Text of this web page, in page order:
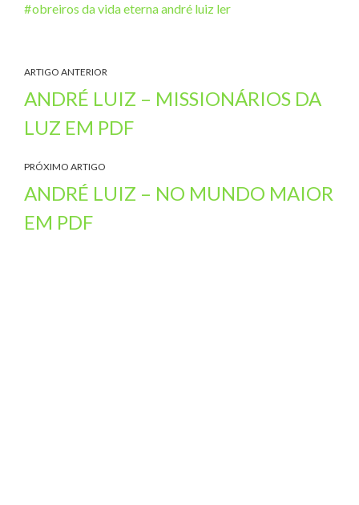
obreiros da vida eterna andré luiz ler
ARTIGO ANTERIOR
ANDRÉ LUIZ – MISSIONÁRIOS DA
LUZ EM PDF
PRÓXIMO ARTIGO
ANDRÉ LUIZ – NO MUNDO MAIOR
EM PDF